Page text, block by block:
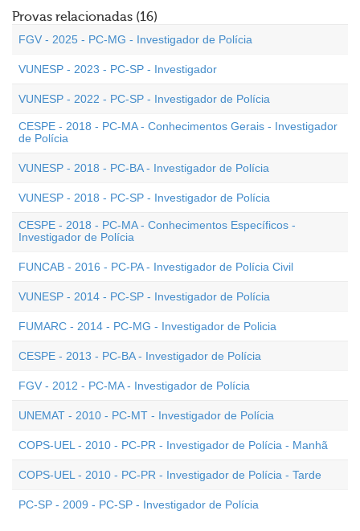
Provas relacionadas (16)
FGV - 2025 - PC-MG - Investigador de Polícia
VUNESP - 2023 - PC-SP - Investigador
VUNESP - 2022 - PC-SP - Investigador de Polícia
CESPE - 2018 - PC-MA - Conhecimentos Gerais - Investigador
de Polícia
VUNESP - 2018 - PC-BA - Investigador de Polícia
VUNESP - 2018 - PC-SP - Investigador de Polícia
CESPE - 2018 - PC-MA - Conhecimentos Específicos -
Investigador de Polícia
FUNCAB - 2016 - PC-PA - Investigador de Polícia Civil
VUNESP - 2014 - PC-SP - Investigador de Polícia
FUMARC - 2014 - PC-MG - Investigador de Policia
CESPE - 2013 - PC-BA - Investigador de Polícia
FGV - 2012 - PC-MA - Investigador de Polícia
UNEMAT - 2010 - PC-MT - Investigador de Polícia
COPS-UEL - 2010 - PC-PR - Investigador de Polícia - Manhã
COPS-UEL - 2010 - PC-PR - Investigador de Polícia - Tarde
PC-SP - 2009 - PC-SP - Investigador de Polícia